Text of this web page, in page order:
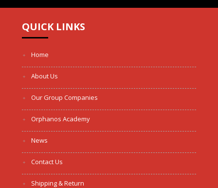
QUICK LINKS
Home
About Us
Our Group Companies
Orphanos Academy
News
Contact Us
Shipping & Return